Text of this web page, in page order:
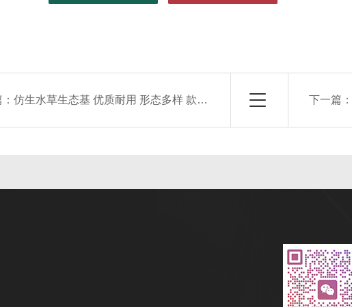
：仿生水草生态基 优质耐用 形态多样 款式多样 下一篇：